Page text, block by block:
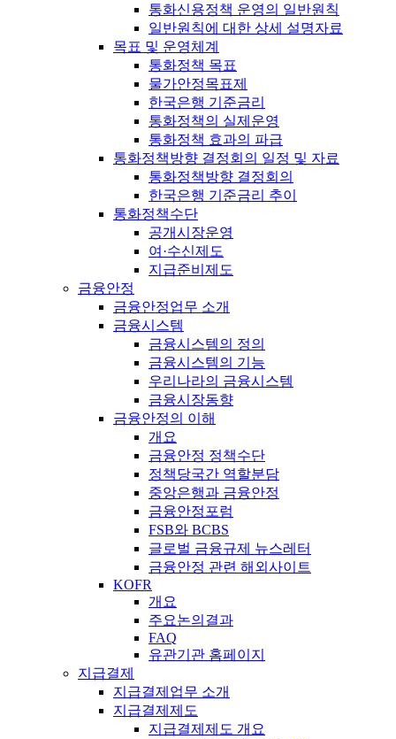
통화신용정책 운영의 일반원칙
일반원칙에 대한 상세 설명자료
목표 및 운영체계
통화정책 목표
물가안정목표제
한국은행 기준금리
통화정책의 실제운영
통화정책 효과의 파급
통화정책방향 결정회의 일정 및 자료
통화정책방향 결정회의
한국은행 기준금리 추이
통화정책수단
공개시장운영
여·수신제도
지급준비제도
금융안정
금융안정업무 소개
금융시스템
금융시스템의 정의
금융시스템의 기능
우리나라의 금융시스템
금융시장동향
금융안정의 이해
개요
금융안정 정책수단
정책당국간 역할분담
중앙은행과 금융안정
금융안정포럼
FSB와 BCBS
글로벌 금융규제 뉴스레터
금융안정 관련 해외사이트
KOFR
개요
주요논의결과
FAQ
유관기관 홈페이지
지급결제
지급결제업무 소개
지급결제제도
지급결제제도 개요